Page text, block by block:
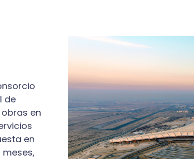
Image
de
en
en